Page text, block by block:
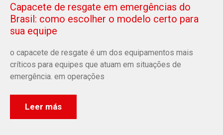
Capacete de resgate em emergências do
Brasil: como escolher o modelo certo para
sua equipe
o capacete de resgate é um dos equipamentos mais
críticos para equipes que atuam em situações de
emergência. em operações
Leer más